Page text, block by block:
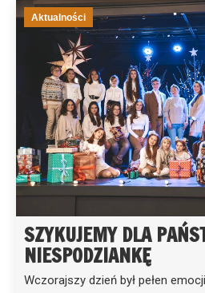
Aktualności
SZYKUJEMY DLA
NIESPODZIANKĘ
Wczorajszy dzień był pełen